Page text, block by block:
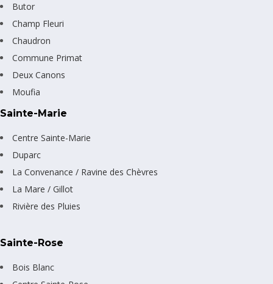
Butor
Champ Fleuri
Chaudron
Commune Primat
Deux Canons
Moufia
Sainte-Marie
Centre Sainte-Marie
Duparc
La Convenance / Ravine des Chèvres
La Mare / Gillot
Rivière des Pluies
Sainte-Rose
Bois Blanc